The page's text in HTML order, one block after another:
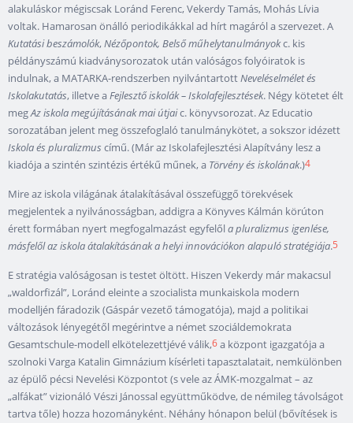
alakuláskor mégiscsak Loránd Ferenc, Vekerdy Tamás, Mohás Lívia
voltak. Hamarosan önálló periodikákkal ad hírt magáról a szervezet. A
Kutatási beszámolók,Nézőpontok, Belső műhelytanulmányokc. kis
példányszámú kiadványsorozatok után valóságos folyóiratok is
indulnak, a MATARKA-rendszerben nyilvántartottNeveléselmélet és
Iskolakutatás, illetve aFejlesztő iskolák – Iskolafejlesztések. Négy kötetet élt
megAz iskola megújításának mai útjaic. könyvsorozat. Az Educatio
sorozatában jelent meg összefoglaló tanulmánykötet, a sokszor idézett
Iskola és pluralizmus című. (Már az Iskolafejlesztési Alapítvány lesz a
kiadója a szintén szintézis értékű műnek, a Törvény és iskolának.)4
Mire az iskola világának átalakításával összefüggő törekvések
megjelentek a nyilvánosságban, addigra a Könyves Kálmán körúton
érett formában nyert megfogalmazást egyfelőla pluralizmus igenlése,
másfelől az iskola átalakításának a helyi innovációkon alapuló stratégiája.5
E stratégia valóságosan is testet öltött. Hiszen Vekerdy már makacsul
„waldorfizál”, Loránd eleinte a szocialista munkaiskola modern
modelljén fáradozik (Gáspár vezető támogatója), majd a politikai
változások lényegétől megérintve a német szociáldemokrata
Gesamtschule-modell elkötelezettjévé válik,6a központ igazgatója a
szolnoki Varga Katalin Gimnázium kísérleti tapasztalatait, nemkülönben
az épülő pécsi Nevelési Központot (s vele az ÁMK-mozgalmat – az
„alfákat” vizionáló Vészi Jánossal együttműködve, de némileg távolságot
tartva tőle) hozza hozományként. Néhány hónapon belül (bővítések is